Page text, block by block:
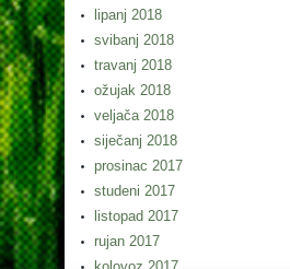
lipanj 2018
svibanj 2018
travanj 2018
ožujak 2018
veljača 2018
siječanj 2018
prosinac 2017
studeni 2017
listopad 2017
rujan 2017